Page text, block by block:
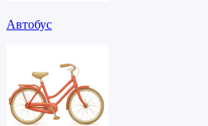
Автобус